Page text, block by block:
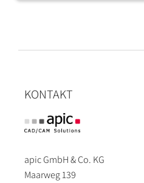
KONTAKT
apic GmbH & Co. KG
Maarweg 139